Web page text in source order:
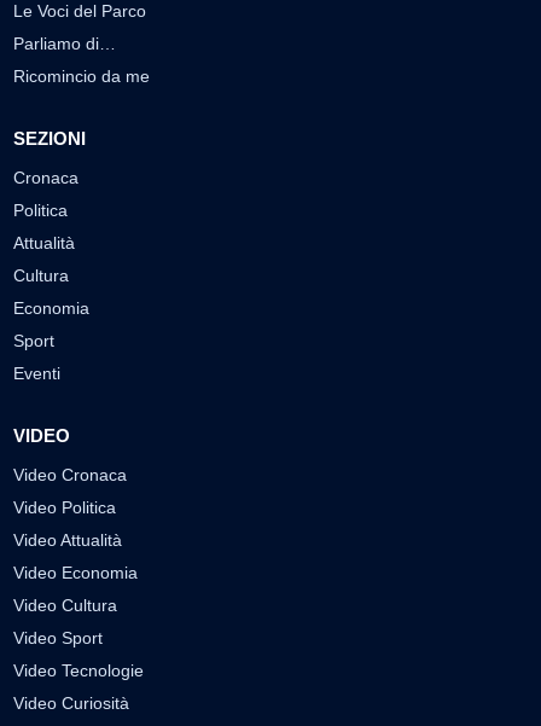
Le Voci del Parco
Parliamo di…
Ricomincio da me
SEZIONI
Cronaca
Politica
Attualità
Cultura
Economia
Sport
Eventi
VIDEO
Video Cronaca
Video Politica
Video Attualità
Video Economia
Video Cultura
Video Sport
Video Tecnologie
Video Curiosità